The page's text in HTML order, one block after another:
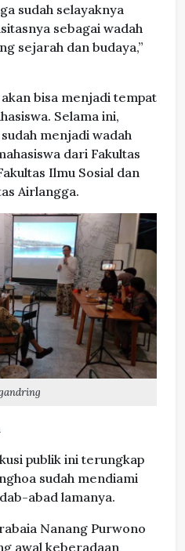
sudah selayaknya
sebagai wadah
sejarah dan budaya,”
bisa menjadi tempat
Selama ini,
menjadi wadah
dari Fakultas
Ilmu Sosial dan
Airlangga.
publik ini terungkap
sudah mendiami
abad lamanya.
Nanang Purwono
awal keberadaan